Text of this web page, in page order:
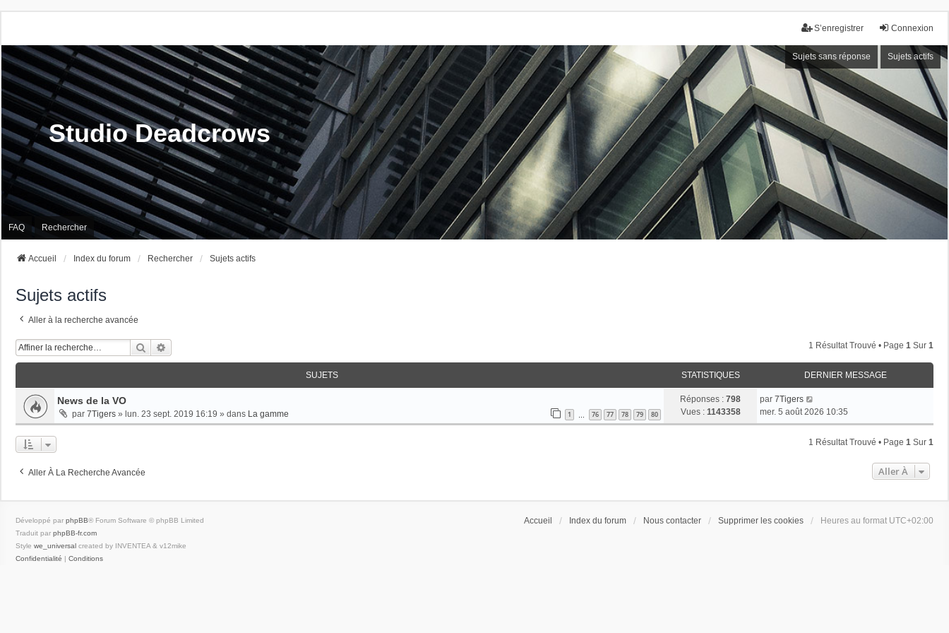
Connexion
S’enregistrer
Sujets sans réponse Sujets actifs
Studio Deadcrows
FAQ Rechercher
Accueil Index du forum Rechercher Sujets actifs
Sujets actifs
Aller à la recherche avancée
Rechercher 1 Résultat Trouvé • Page 1 Sur 1
SUJETS STATISTIQUES DERNIER MESSAGE
News de la VO
par 7Tigers » lun. 23 sept. 2019 16:19 » dans La gamme 1 76 77 78 79 80
Réponses : 798
Vues : 1143358
par 7Tigers
mer. 5 août 2026 10:35
1 Résultat Trouvé • Page 1 Sur 1
Aller À La Recherche Avancée Aller À
Accueil Index du forum Nous contacter Supprimer les cookies Heures au format UTC+02:00
Développé par phpBB® Forum Software © phpBB Limited
Traduit par phpBB-fr.com
Style we_universal created by INVENTEA & v12mike
Confidentialité | Conditions